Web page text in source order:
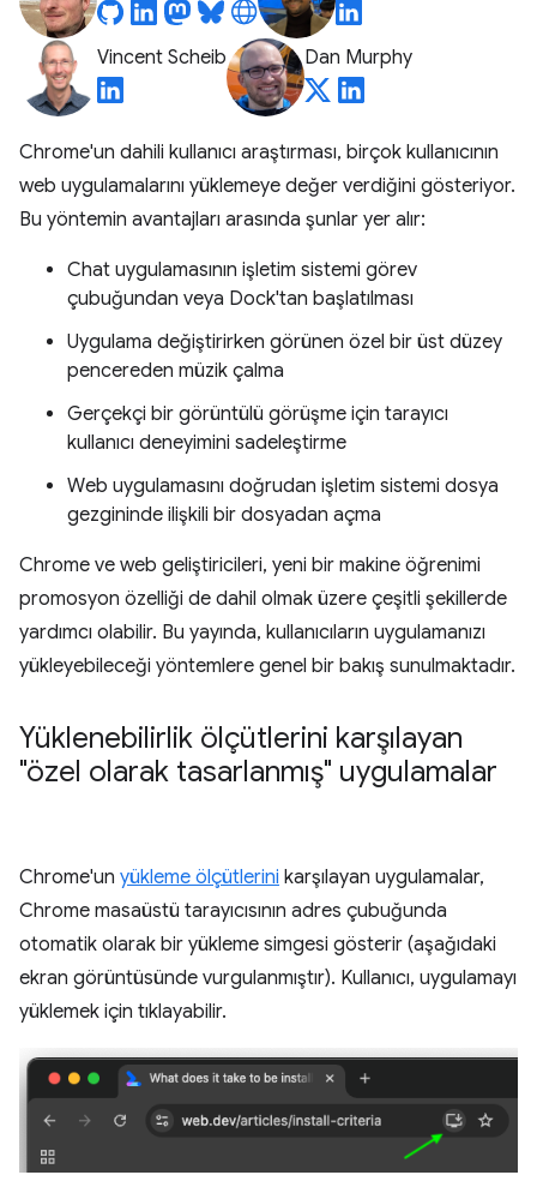
Vincent Scheib Dan Murphy
Chrome'un dahili kullanıcı araştırması, birçok kullanıcının
web uygulamalarını yüklemeye değer verdiğini gösteriyor.
Bu yöntemin avantajları arasında şunlar yer alır:
Chat uygulamasının işletim sistemi görev
çubuğundan veya Dock'tan başlatılması
Uygulama değiştirirken görünen özel bir üst düzey
pencereden müzik çalma
Gerçekçi bir görüntülü görüşme için tarayıcı
kullanıcı deneyimini sadeleştirme
Web uygulamasını doğrudan işletim sistemi dosya
gezgininde ilişkili bir dosyadan açma
Chrome ve web geliştiricileri, yeni bir makine öğrenimi
promosyon özelliği de dahil olmak üzere çeşitli şekillerde
yardımcı olabilir. Bu yayında, kullanıcıların uygulamanızı
yükleyebileceği yöntemlere genel bir bakış sunulmaktadır.
Yüklenebilirlik ölçütlerini karşılayan
"özel olarak tasarlanmış" uygulamalar
Chrome'un yükleme ölçütlerini karşılayan uygulamalar,
Chrome masaüstü tarayıcısının adres çubuğunda
otomatik olarak bir yükleme simgesi gösterir (aşağıdaki
ekran görüntüsünde vurgulanmıştır). Kullanıcı, uygulamayı
yüklemek için tıklayabilir.